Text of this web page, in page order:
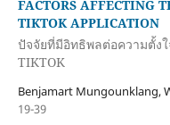
FACTORS AFFECTING
TIKTOK APPLICATION
ปัจจัยที่มีอิทธิพลต่อความตั้ง
TIKTOK
Benjamart Mungounklang,
19-39